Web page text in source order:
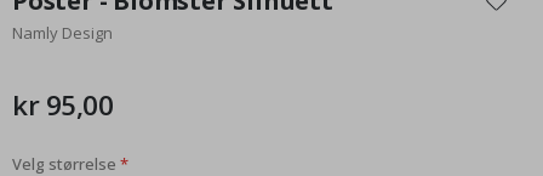
begynnelsen
av
Namly Design
kr 95,00
Velg størrelse